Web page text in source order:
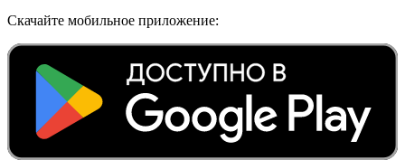
Скачайте мобильное приложение: